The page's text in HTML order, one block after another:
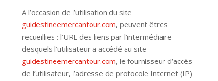
A l’occasion de l’utilisation du site
guidestineemercantour.com, peuvent êtres
recueillies : l’URL des liens par l’intermédiaire
desquels l’utilisateur a accédé au site
guidestineemercantour.com, le fournisseur d’accès
de l’utilisateur, l’adresse de protocole Internet (IP)